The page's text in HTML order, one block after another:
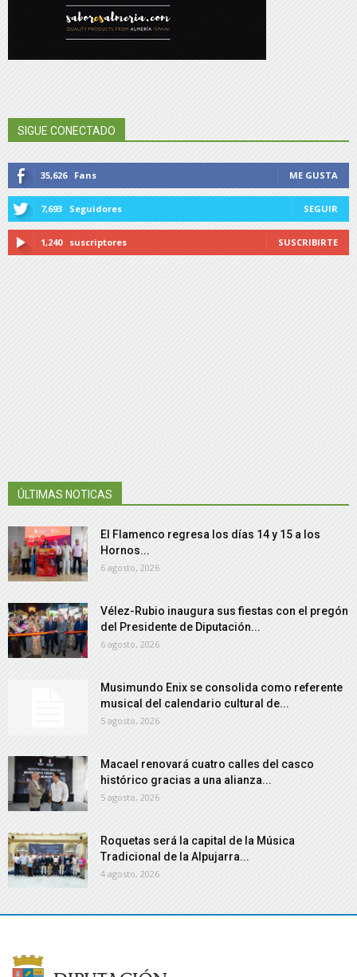
SIGUE CONECTADO
35,626 Fans ME GUSTA
7,693 Seguidores SEGUIR
1,240 suscriptores SUSCRIBIRTE
ÚLTIMAS NOTICAS
El Flamenco regresa los días 14 y 15 a los
Hornos...
6 agosto, 2026
Vélez-Rubio inaugura sus fiestas con el pregón
del Presidente de Diputación...
6 agosto, 2026
Musimundo Enix se consolida como referente
musical del calendario cultural de...
5 agosto, 2026
Macael renovará cuatro calles del casco
histórico gracias a una alianza...
5 agosto, 2026
Roquetas será la capital de la Música
Tradicional de la Alpujarra...
4 agosto, 2026